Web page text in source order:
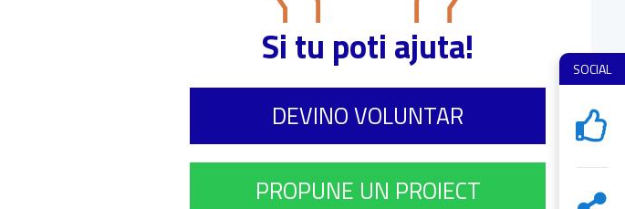
SOCIAL
Si tu poti ajuta!
DEVINO VOLUNTAR
PROPUNE UN PROIECT